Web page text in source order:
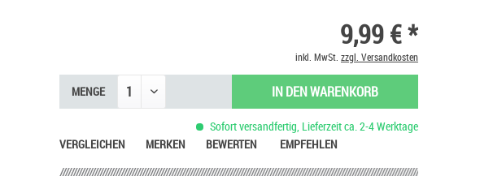
9,99 € *
inkl. MwSt. zzgl. Versandkosten
MENGE IN DENWARENKORB
Sofort versandfertig, Lieferzeit ca. 2-4 Werktage
VERGLEICHEN
MERKEN BEWERTEN EMPFEHLEN